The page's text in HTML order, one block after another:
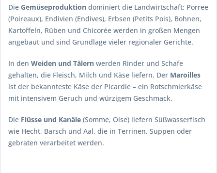
Die Gemüseproduktion dominiert die Landwirtschaft: Porree
(Poireaux), Endivien (Endives), Erbsen (Petits Pois), Bohnen,
Kartoffeln, Rüben und Chicorée werden in großen Mengen
angebaut und sind Grundlage vieler regionaler Gerichte.
In den Weiden und Tälern werden Rinder und Schafe
gehalten, die Fleisch, Milch und Käse liefern. Der Maroilles
ist der bekannteste Käse der Picardie – ein Rotschmierkäse
mit intensivem Geruch und würzigem Geschmack.
Die Flüsse und Kanäle (Somme, Oise) liefern Süßwasserfisch
wie Hecht, Barsch und Aal, die in Terrinen, Suppen oder
gebraten verarbeitet werden.